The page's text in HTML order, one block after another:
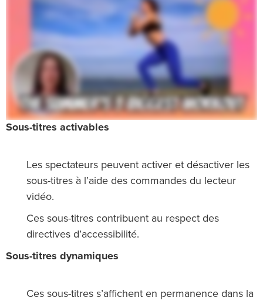
Sous-titres activables
Les spectateurs peuvent activer et désactiver les
sous-titres à l’aide des commandes du lecteur
vidéo.
Ces sous-titres contribuent au respect des
directives d’accessibilité.
Sous-titres dynamiques
Ces sous-titres s’affichent en permanence dans la